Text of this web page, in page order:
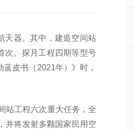
天器。其中，建造空间站
次。探月工程四期等型号
皮书（2021年）》时，
站工程六次重大任务，全
并将发射多颗国家民用空